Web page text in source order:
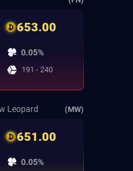
653.00
0.05%
191 - 240
Leopard (MW)
651.00
0.05%